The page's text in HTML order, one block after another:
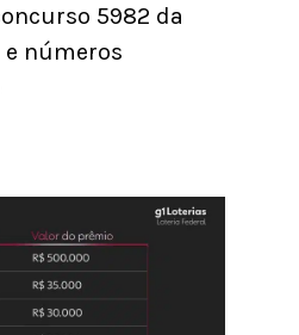
5982 da
e números